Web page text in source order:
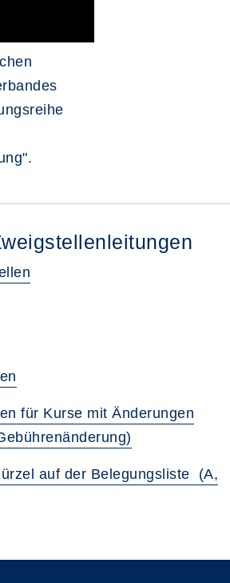
für Kurse mit Änderungen
auf der Belegungsliste (A,